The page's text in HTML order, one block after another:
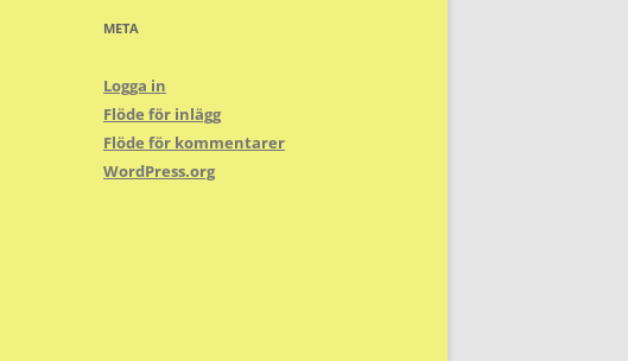
META
Logga in
Flöde för inlägg
Flöde för kommentarer
WordPress.org